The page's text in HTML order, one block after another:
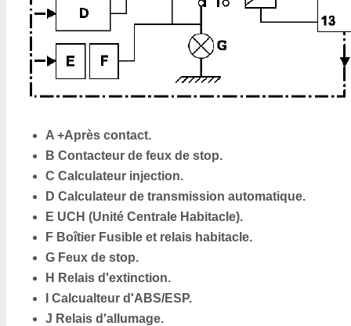
A +Après contact.
B Contacteur de feux de stop.
C Calculateur injection.
D Calculateur de transmission automatique.
E UCH (Unité Centrale Habitacle).
F Boîtier Fusible et relais habitacle.
G Feux de stop.
H Relais d'extinction.
I Calcualteur d'ABS/ESP.
J Relais d'allumage.